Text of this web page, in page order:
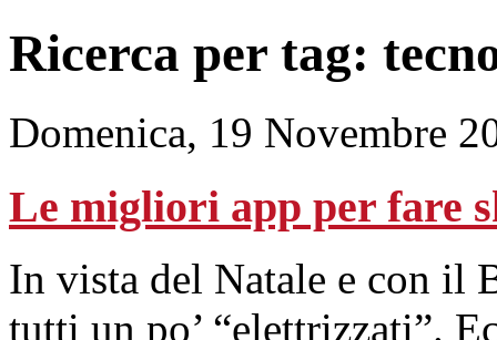
Ricerca per tag:
Domenica, 19 Novembre
Le migliori app per fare
In vista del Natale e con il
tutti un po’ “elettrizzati”.